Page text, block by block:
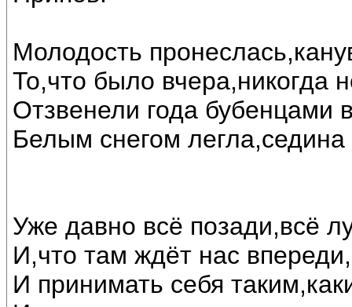
Молодость
То,что было вчера,никогда
Отзвенели года бубенцами
Белым снегом легла,седина
Уже давно всё позади,всё
И,что там ждёт нас
И принимать себя